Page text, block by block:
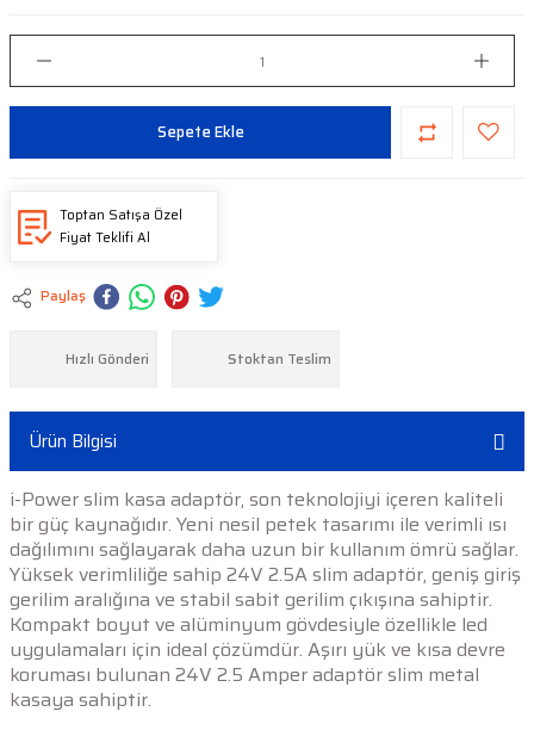
Sepete Ekle
Toptan Satışa Özel
Fiyat Teklifi Al
Paylaş
Hızlı Gönderi Stoktan Teslim
Ürün Bilgisi
i-Power slim kasa adaptör, son teknolojiyi içeren kaliteli
bir güç kaynağıdır. Yeni nesil petek tasarımı ile verimli ısı
dağılımını sağlayarak daha uzun bir kullanım ömrü sağlar.
Yüksek verimliliğe sahip 24V 2.5A slim adaptör, geniş giriş
gerilim aralığına ve stabil sabit gerilim çıkışına sahiptir.
Kompakt boyut ve alüminyum gövdesiyle özellikle led
uygulamaları için ideal çözümdür. Aşırı yük ve kısa devre
koruması bulunan 24V 2.5 Amper adaptör slim metal
kasaya sahiptir.